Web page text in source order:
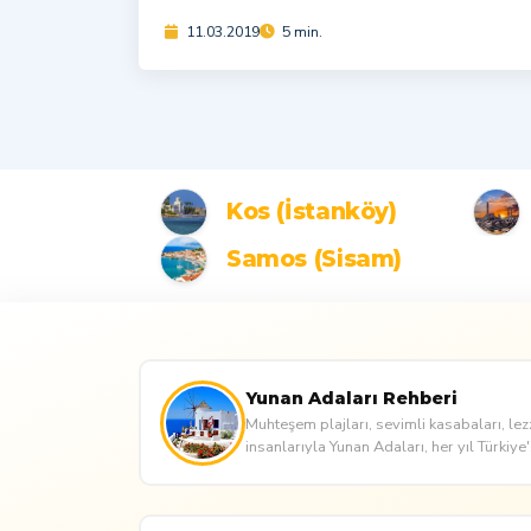
11.03.2019 5 min.
Kos (İstanköy)
Samos (Sisam)
Yunan Adaları Rehberi
Muhteşem plajları, sevimli kasabaları,
insanlarıyla Yunan Adaları, her yıl